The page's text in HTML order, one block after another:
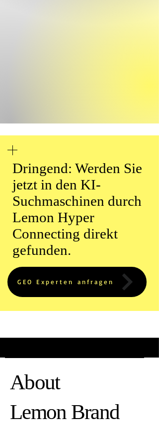
Dringend: Werden Sie
jetzt in den KI-
Suchmaschinen durch
Lemon Hyper
Connecting direkt
gefunden.
GEO Experten anfragen
About
Lemon Brand